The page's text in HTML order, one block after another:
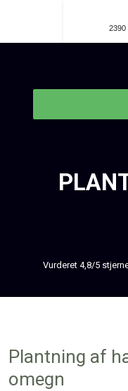
2390
Vurderet 4,8/5
Plantning af
omegn